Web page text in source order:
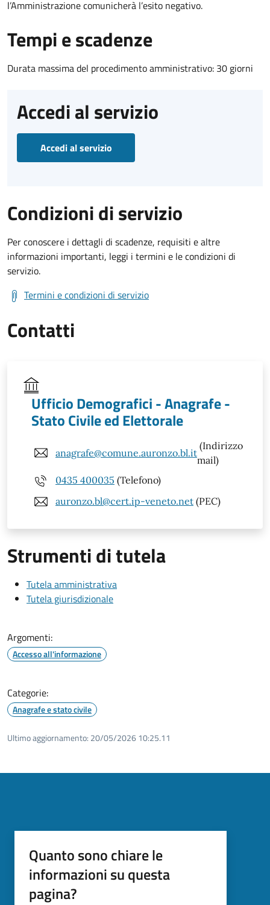
l’Amministrazione comunicherà l’esito negativo.
Tempi e scadenze
Durata massima del procedimento amministrativo: 30 giorni
Accedi al servizio
Accedi al servizio
Condizioni di servizio
Per conoscere i dettagli di scadenze, requisiti e altre
informazioni importanti, leggi i termini e le condizioni di
servizio.
Termini e condizioni di servizio
Contatti
Ufficio Demografici - Anagrafe -
Stato Civile ed Elettorale
anagrafe@comune.auronzo.bl.it
(Indirizzo
mail)
0435 400035 (Telefono)
auronzo.bl@cert.ip-veneto.net (PEC)
Strumenti di tutela
Tutela amministrativa
Tutela giurisdizionale
Argomenti:
Accesso all'informazione
Categorie:
Anagrafe e stato civile
Ultimo aggiornamento: 20/05/2026 10:25.11
Quanto sono chiare le
informazioni su questa
pagina?